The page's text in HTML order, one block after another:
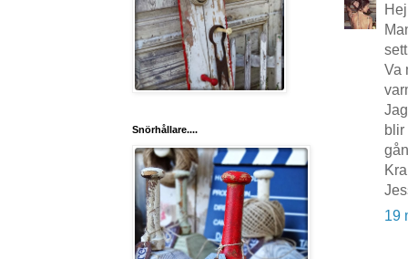
Va
blir
19
Snörhållare....